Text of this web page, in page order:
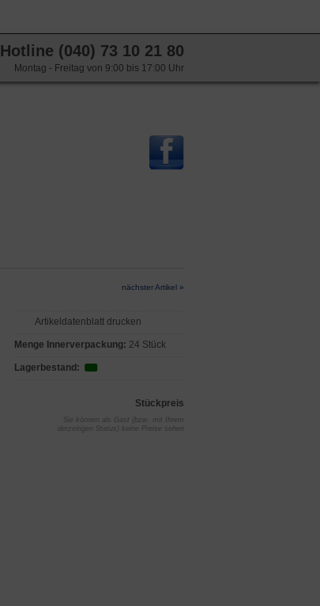
Hotline (040) 73 10 21 80
Montag - Freitag von 9:00 bis 17:00 Uhr
nächster Artikel »
Artikeldatenblatt drucken
Menge Innerverpackung: 24 Stück
Lagerbestand:
Stückpreis
Sie können als Gast (bzw. mit Ihrem
derzeitigen Status) keine Preise sehen